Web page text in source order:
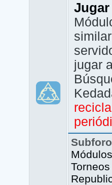
Jugar
jugar